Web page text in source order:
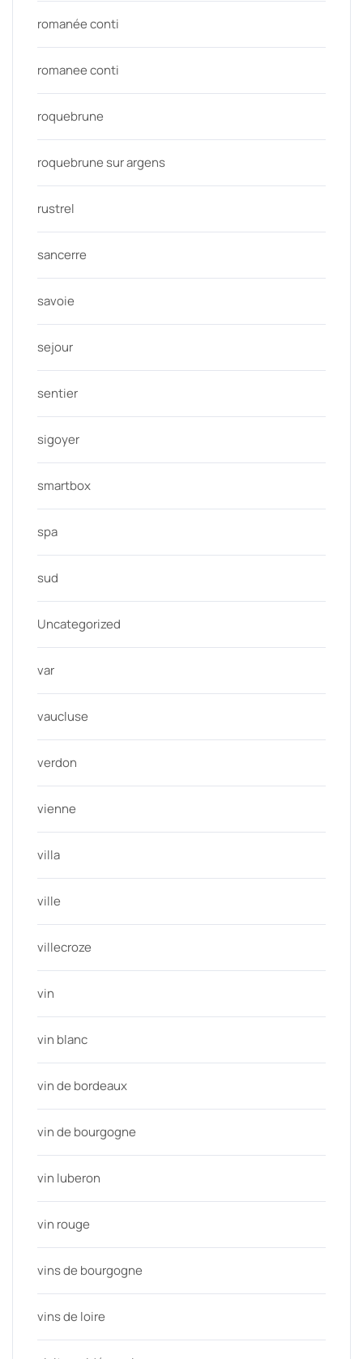
romanée conti
romanee conti
roquebrune
roquebrune sur argens
rustrel
sancerre
savoie
sejour
sentier
sigoyer
smartbox
spa
sud
Uncategorized
var
vaucluse
verdon
vienne
villa
ville
villecroze
vin
vin blanc
vin de bordeaux
vin de bourgogne
vin luberon
vin rouge
vins de bourgogne
vins de loire